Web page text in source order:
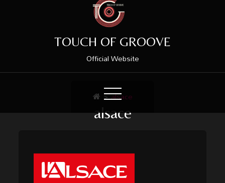
TOUCH OF GROOVE
Official Website
alsace
> alsace